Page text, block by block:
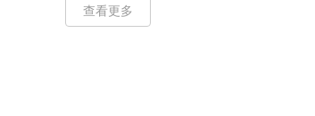
查看更多